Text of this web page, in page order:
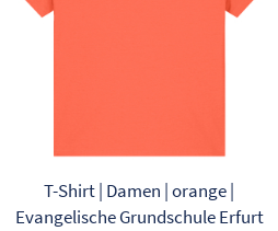
T-Shirt | Damen | orange |
Evangelische Grundschule Erfurt